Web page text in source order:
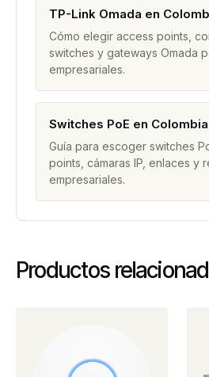
TP-Link Omada en
Cómo elegir access points,
switches y gateways Omada
empresariales.
Switches PoE en Colombia
Guía para escoger switches
points, cámaras IP, enlaces y
empresariales.
Productos